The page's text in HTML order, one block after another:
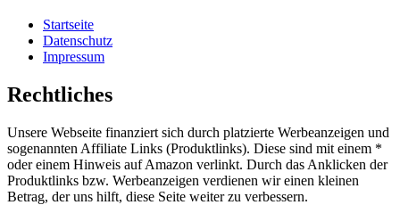
Startseite
Datenschutz
Impressum
Rechtliches
Unsere Webseite finanziert sich durch platzierte Werbeanzeigen und
sogenannten Affiliate Links (Produktlinks). Diese sind mit einem *
oder einem Hinweis auf Amazon verlinkt. Durch das Anklicken der
Produktlinks bzw. Werbeanzeigen verdienen wir einen kleinen
Betrag, der uns hilft, diese Seite weiter zu verbessern.